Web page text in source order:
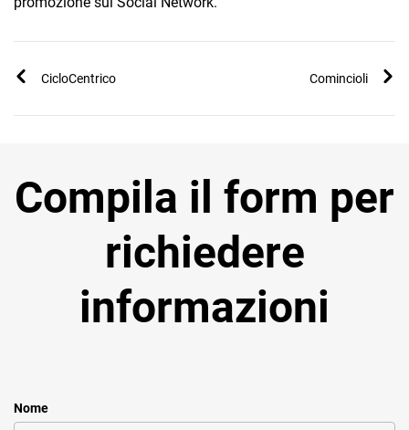
CicloCentrico Comincioli
Compila il form per
richiedere
informazioni
Nome